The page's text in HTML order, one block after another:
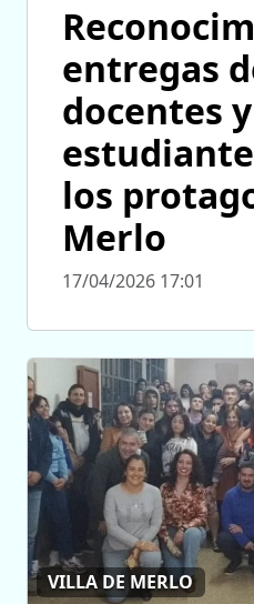
entregas
docentes y
los
Merlo
17/04/2026 17:01
VILLA DE MERLO